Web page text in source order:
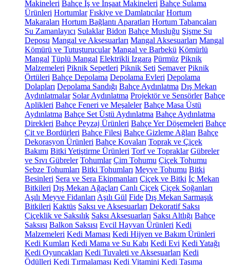
Makineleri Bahçe İş ve İnşaat Makineleri Bahçe Sulama
Ürünleri Hortumlar Fıskiye ve Damlatıcılar Hortum
Makaraları Hortum Bağlantı Aparatları Hortum Tabancaları
Su Zamanlayıcı Sulaklar Bidon Bahçe Musluğu Şişme Su
Deposu Mangal ve Aksesuarları Mangal Aksesuarları Mangal
Kömürü ve Tutuşturucular Mangal ve Barbekü Kömürlü
Mangal Tüplü Mangal Elektrikli Izgara Pürmüz Piknik
Malzemeleri Piknik Sepetleri Piknik Seti Semaver Piknik
Örtüleri Bahçe Depolama Depolama Evleri Depolama
Dolapları Depolama Sandığı Bahçe Aydınlatma Dış Mekan
Aydınlatmalar Solar Aydınlatma Projektör ve Sensörler Bahçe
Aplikleri Bahçe Feneri ve Meşaleler Bahçe Masa Üstü
Aydınlatma Bahçe Set Üstü Aydınlatma Bahçe Aydınlatma
Direkleri Bahçe Peyzaj Ürünleri Bahçe Yer Döşemeleri Bahçe
Çit ve Bordürleri Bahçe Filesi Bahçe Gizleme Ağları Bahçe
Dekorasyon Ürünleri Bahçe Kovaları Toprak ve Çiçek
Bakımı Bitki Yetiştirme Ürünleri Torf ve Topraklar Gübreler
ve Sıvı Gübreler Tohumlar Çim Tohumu Çiçek Tohumu
Sebze Tohumları Bitki Tohumları Meyve Tohumu Bitki
Besinleri Sera ve Sera Ekipmanları Çiçek ve Bitki İç Mekan
Bitkileri Dış Mekan Ağaçları Canlı Çiçek Çiçek Soğanları
Aşılı Meyve Fidanları Aşılı Gül Fide Dış Mekan Sarmaşık
Bitkileri Kaktüs Saksı ve Aksesuarları Dekoratif Saksı
Çiçeklik ve Saksılık Saksı Aksesuarları Saksı Altlığı Bahçe
Saksısı Balkon Saksısı Evcil Hayvan Ürünleri Kedi
Malzemeleri Kedi Maması Kedi Hijyen ve Bakım Ürünleri
Kedi Kumları Kedi Mama ve Su Kabı Kedi Evi Kedi Yatağı
Kedi Oyuncakları Kedi Tuvaleti ve Aksesuarları Kedi
Ödülleri Kedi Tırmalaması Kedi Vitamini Kedi Taşıma